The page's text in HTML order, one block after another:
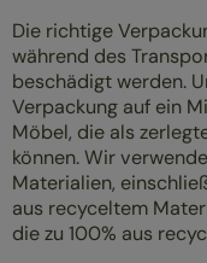
Die richtige
während des
beschädigt werden.
Verpackung auf ein
Möbel, die als
können. Wir
Materialien,
aus recyceltem
die zu 100% aus